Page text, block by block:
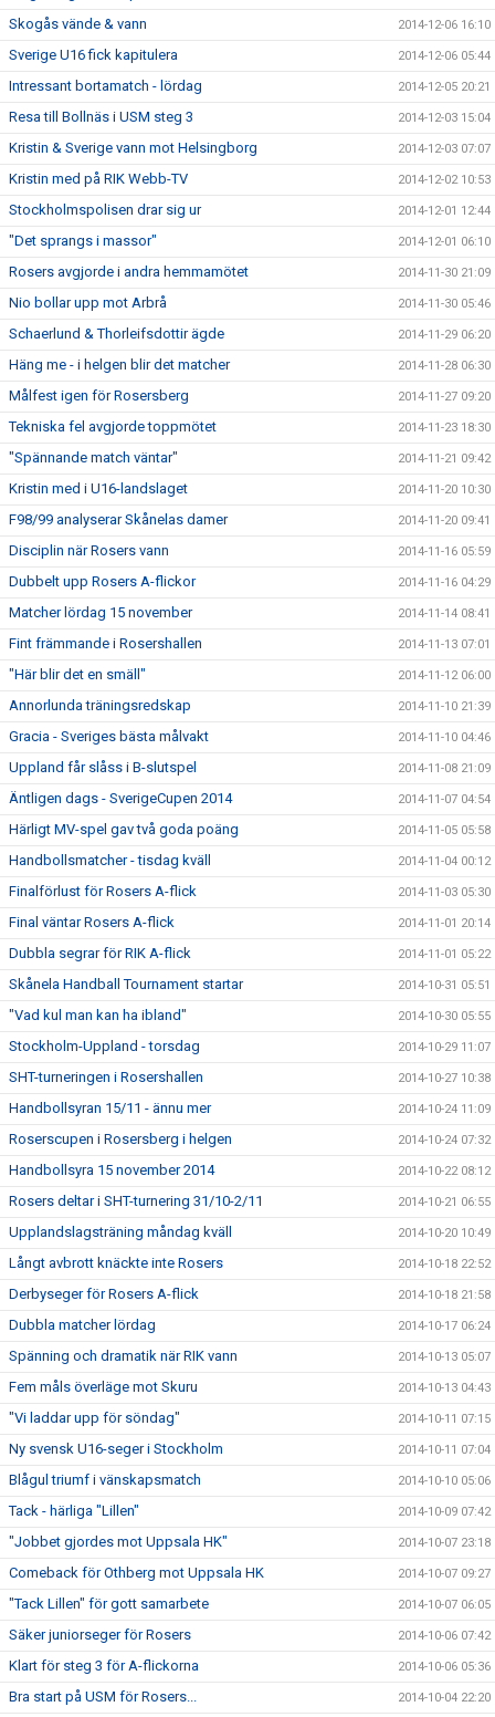
Skogås vände & vann 2014-12-06 16:10
Sverige U16 fick kapitulera 2014-12-06 05:44
Intressant bortamatch - lördag 2014-12-05 20:21
Resa till Bollnäs i USM steg 3 2014-12-03 15:04
Kristin & Sverige vann mot Helsingborg 2014-12-03 07:07
Kristin med på RIK Webb-TV 2014-12-02 10:53
Stockholmspolisen drar sig ur 2014-12-01 12:44
"Det sprangs i massor" 2014-12-01 06:10
Rosers avgjorde i andra hemmamötet 2014-11-30 21:09
Nio bollar upp mot Arbrå 2014-11-30 05:46
Schaerlund & Thorleifsdottir ägde 2014-11-29 06:20
Häng me - i helgen blir det matcher 2014-11-28 06:30
Målfest igen för Rosersberg 2014-11-27 09:20
Tekniska fel avgjorde toppmötet 2014-11-23 18:30
"Spännande match väntar" 2014-11-21 09:42
Kristin med i U16-landslaget 2014-11-20 10:30
F98/99 analyserar Skånelas damer 2014-11-20 09:41
Disciplin när Rosers vann 2014-11-16 05:59
Dubbelt upp Rosers A-flickor 2014-11-16 04:29
Matcher lördag 15 november 2014-11-14 08:41
Fint främmande i Rosershallen 2014-11-13 07:01
"Här blir det en smäll" 2014-11-12 06:00
Annorlunda träningsredskap 2014-11-10 21:39
Gracia - Sveriges bästa målvakt 2014-11-10 04:46
Uppland får slåss i B-slutspel 2014-11-08 21:09
Äntligen dags - SverigeCupen 2014 2014-11-07 04:54
Härligt MV-spel gav två goda poäng 2014-11-05 05:58
Handbollsmatcher - tisdag kväll 2014-11-04 00:12
Finalförlust för Rosers A-flick 2014-11-03 05:30
Final väntar Rosers A-flick 2014-11-01 20:14
Dubbla segrar för RIK A-flick 2014-11-01 05:22
Skånela Handball Tournament startar 2014-10-31 05:51
"Vad kul man kan ha ibland" 2014-10-30 05:55
Stockholm-Uppland - torsdag 2014-10-29 11:07
SHT-turneringen i Rosershallen 2014-10-27 10:38
Handbollsyran 15/11 - ännu mer 2014-10-24 11:09
Roserscupen i Rosersberg i helgen 2014-10-24 07:32
Handbollsyra 15 november 2014 2014-10-22 08:12
Rosers deltar i SHT-turnering 31/10-2/11 2014-10-21 06:55
Upplandslagsträning måndag kväll 2014-10-20 10:49
Långt avbrott knäckte inte Rosers 2014-10-18 22:52
Derbyseger för Rosers A-flick 2014-10-18 21:58
Dubbla matcher lördag 2014-10-17 06:24
Spänning och dramatik när RIK vann 2014-10-13 05:07
Fem måls överläge mot Skuru 2014-10-13 04:43
"Vi laddar upp för söndag" 2014-10-11 07:15
Ny svensk U16-seger i Stockholm 2014-10-11 07:04
Blågul triumf i vänskapsmatch 2014-10-10 05:06
Tack - härliga "Lillen" 2014-10-09 07:42
"Jobbet gjordes mot Uppsala HK" 2014-10-07 23:18
Comeback för Othberg mot Uppsala HK 2014-10-07 09:27
"Tack Lillen" för gott samarbete 2014-10-07 06:05
Säker juniorseger för Rosers 2014-10-06 07:42
Klart för steg 3 för A-flickorna 2014-10-06 05:36
Bra start på USM för Rosers... 2014-10-04 22:20